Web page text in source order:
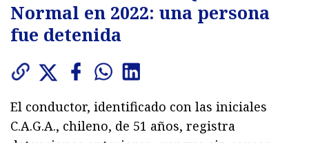
Normal en 2022: una persona
fue detenida
El conductor, identificado con las iniciales
C.A.G.A., chileno, de 51 años, registra